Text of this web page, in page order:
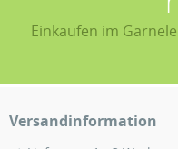
Einkaufen im
Versandinformation